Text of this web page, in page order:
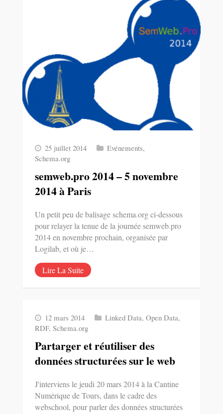
25 juillet 2014 Evénements,
Schema.org
semweb.pro 2014 – 5 novembre
2014 à Paris
Un petit peu de balisage schema.org ci-dessous
pour relayer la tenue de la journée semweb.pro
2014 en novembre prochain, organisée par
Logilab, et où je…
Lire La Suite
12 mars 2014 Linked Data, Open Data,
RDF, Schema.org
Partarger et réutiliser des
données structurées sur le web
J'interviens le jeudi 20 mars 2014 à la Cantine
Numérique de Tours, dans le cadre des
webschool, pour parler des données structurées